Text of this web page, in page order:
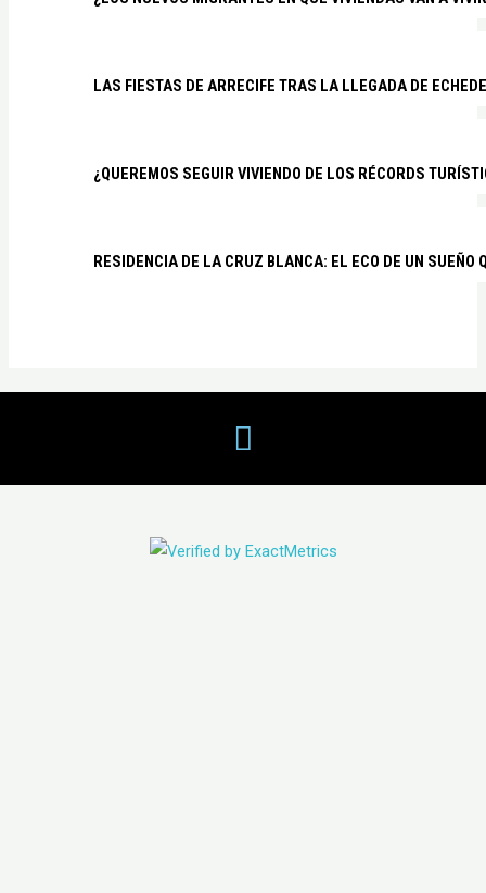
LAS FIESTAS DE ARRECIFE TRAS LA LLEGADA DE
¿QUEREMOS SEGUIR VIVIENDO DE LOS RÉCORDS
RESIDENCIA DE LA CRUZ BLANCA: EL ECO DE UN SUEÑO